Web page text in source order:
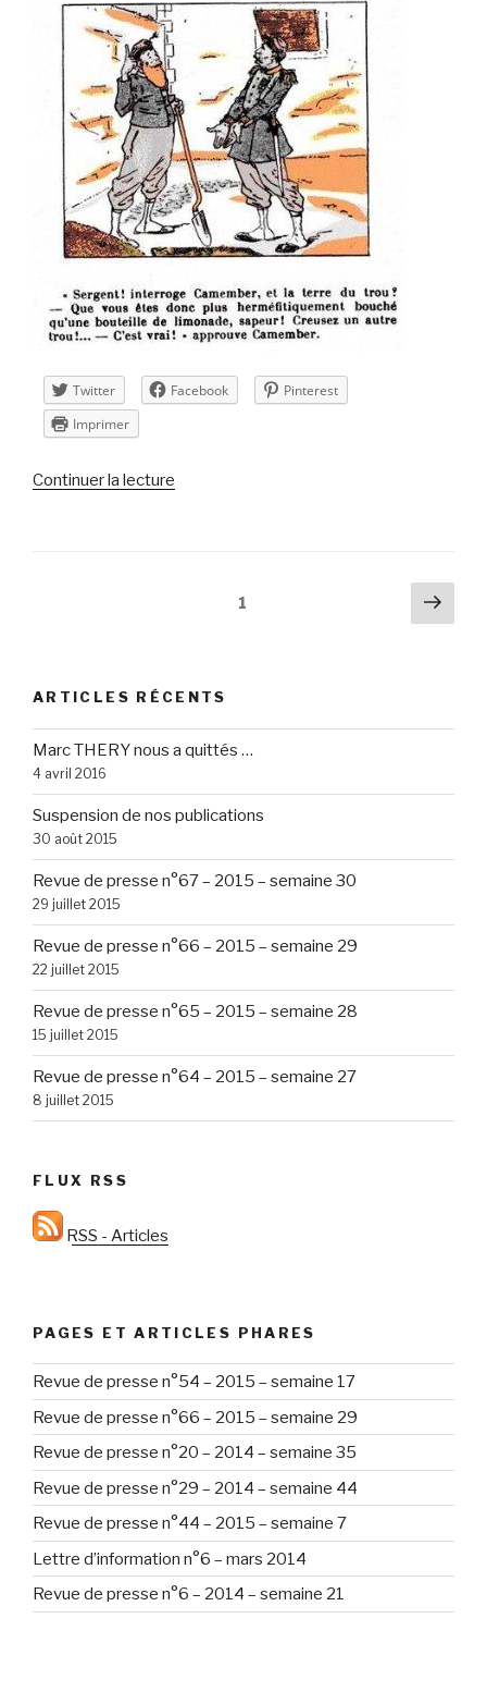
Twitter Facebook
Pinterest
Imprimer
Continuer la lecture
1
ARTICLES RÉCENTS
Marc THERY nous a quittés …
4 avril 2016
Suspension de nos publications
30 août 2015
Revue de presse n°67 – 2015 – semaine 30
29 juillet 2015
Revue de presse n°66 – 2015 – semaine 29
22 juillet 2015
Revue de presse n°65 – 2015 – semaine 28
15 juillet 2015
Revue de presse n°64 – 2015 – semaine 27
8 juillet 2015
FLUX RSS
RSS - Articles
PAGES ET ARTICLES PHARES
Revue de presse n°54 – 2015 – semaine 17
Revue de presse n°66 – 2015 – semaine 29
Revue de presse n°20 – 2014 – semaine 35
Revue de presse n°29 – 2014 – semaine 44
Revue de presse n°44 – 2015 – semaine 7
Lettre d’information n°6 – mars 2014
Revue de presse n°6 – 2014 – semaine 21